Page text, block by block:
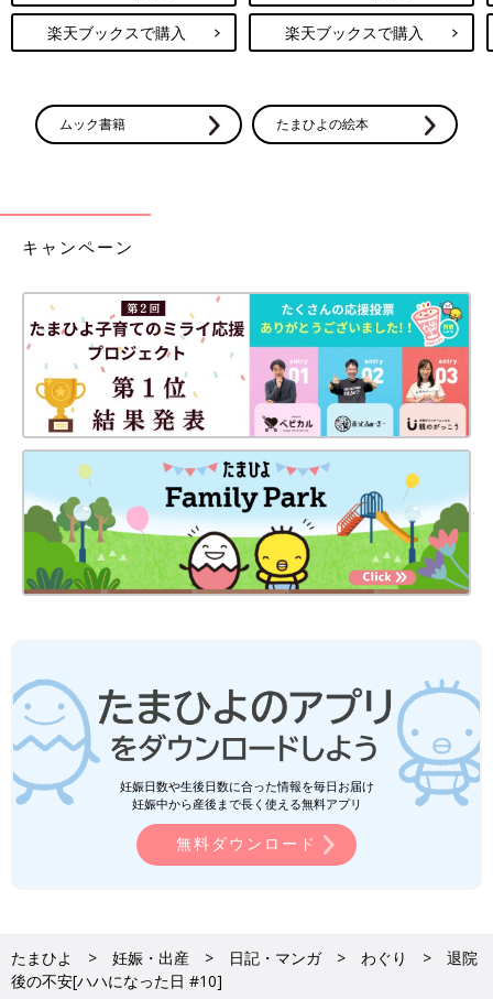
楽天ブックスで購入 楽天ブックスで購入
ムック書籍 たまひよの絵本
キャンペーン
妊娠日数や生後日数に合った情報を毎日お届け
妊娠中から産後まで長く使える無料アプリ
無料ダウンロード
たまひよ 妊娠・出産 日記・マンガ わぐり
退院
後の不安[ハハになった日 #10]